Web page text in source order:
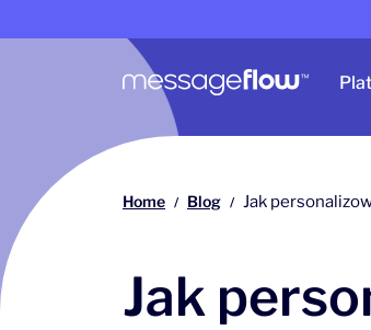
Główna nawigacja
Home / Blog / Jak
Jak